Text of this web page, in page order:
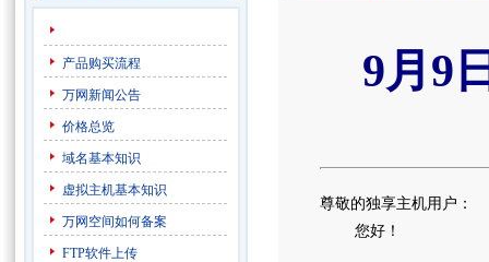
产品购买流程
万网新闻公告
价格总览
域名基本知识
虚拟主机基本知识
万网空间如何备案
FTP软件上传
9月9
尊敬的独享主机用户：
您好！